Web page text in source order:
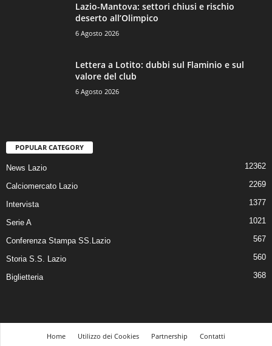
Lazio-Mantova: settori chiusi e rischio
deserto all’Olimpico
6 Agosto 2026
Lettera a Lotito: dubbi sul Flaminio e sul
valore del club
6 Agosto 2026
POPULAR CATEGORY
News Lazio 12362
Calciomercato Lazio 2269
Intervista 1377
Serie A 1021
Conferenza Stampa SS.Lazio 567
Storia S.S. Lazio 560
Biglietteria 368
Home Utilizzo dei Cookies Partnership Contatti